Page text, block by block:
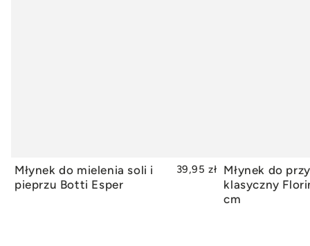
DODAJ DO KOSZYKA
Młynek do mielenia soli i
pieprzu Botti Esper
39,95 zł
Młynek do
klasyczny
cm